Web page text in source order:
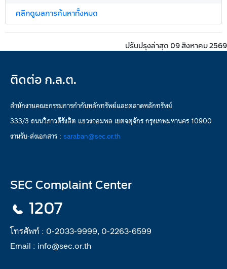
คลิกดูผลการค้นหาทั้งหมด
ปรับปรุงล่าสุด 09 สิงหาคม 2569
ติดต่อ ก.ล.ต.
สำนักงานคณะกรรมการกำกับหลักทรัพย์และตลาดหลักทรัพย์
333/3 ถนนวิภาวดีรังสิต แขวงจอมพล เขตจตุจักร กรุงเทพมหานคร 10900
งานรับ-ส่งเอกสาร : saraban@sec.or.th
SEC Complaint Center
1207
โทรศัพท์ : 0-2033-9999, 0-2263-6599
Email : info@sec.or.th